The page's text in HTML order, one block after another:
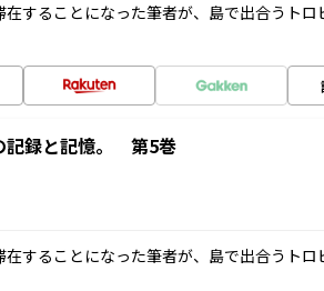
することになった筆者が、島で出合うトロ
記録と記憶。 第5巻
することになった筆者が、島で出合うトロ